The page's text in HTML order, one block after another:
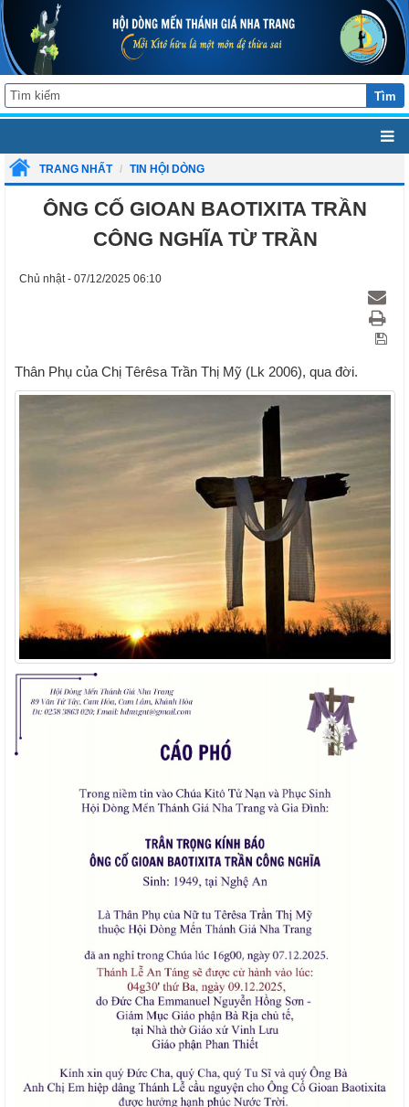
Tìm
TRANG NHẤT TIN HỘI DÒNG
ÔNG CỐ GIOAN BAOTIXITA TRẦN
CÔNG NGHĨA TỪ TRẦN
Chủ nhật - 07/12/2025 06:10
Thân Phụ của Chị Têrêsa Trần Thị Mỹ (Lk 2006), qua đời.